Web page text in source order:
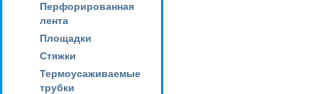
Перфорированная
лента
Площадки
Стяжки
Термоусаживаемые
трубки